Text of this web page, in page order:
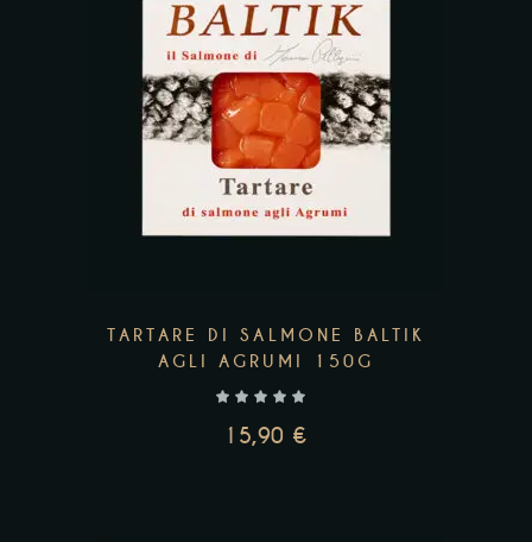
TARTARE DI SALMONE BALTIK
AGLI AGRUMI 150G
15,90 €